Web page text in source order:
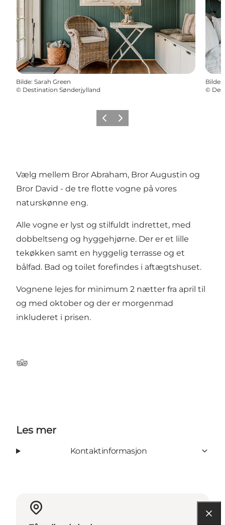
Bilde: Sarah Green
© Destination Sønderjylland
Bilde:
©
ForrigeNeste
Vælg mellem Bror Abraham, Bror Augustin og
Bror David - de tre flotte vogne på vores
naturskønne eng.
Alle vogne er lyst og stilfuldt indrettet, med
dobbeltseng og hyggehjørne. Der er et lille
tekøkken samt en hyggelig terrasse og et
bålfad. Bad og toilet forefindes i aftægtshuset.
Vognene lejes for minimum 2 nætter fra april til
og med oktober og der er morgenmad
inkluderet i prisen.
TripAdvisor
Les mer
Kontaktinformasjon